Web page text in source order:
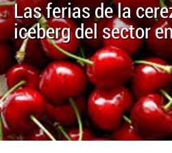
Las ferias de la
iceberg del sector